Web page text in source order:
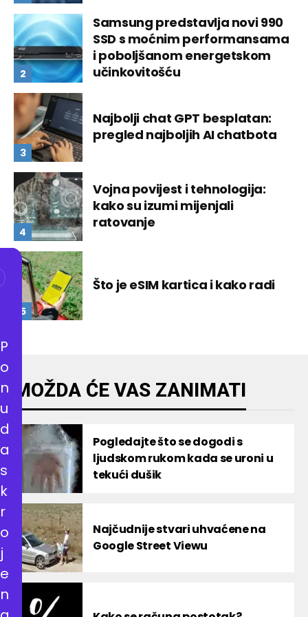
Samsung predstavlja novi 990
SSD s moćnim performansama
i poboljšanom energetskom
učinkovitošću
Najbolji chat GPT besplatan:
pregled najboljih AI chatbota
Vojna povijest i tehnologija:
kako su izumi mijenjali
ratovanje
Što je eSIM kartica i kako radi
MOŽDA ĆE VAS ZANIMATI
Pogledajte što se dogodi s
ljudskom rukom kada se uroni u
tekući dušik
Najčudnije stvari uhvaćene na
Google Street Viewu
P
o
n
u
d
a
s
k
r
o
j
e
n